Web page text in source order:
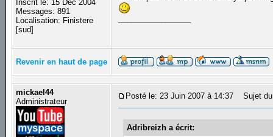
Inscrit le: 15 Déc 2004
Messages: 891
Localisation: Finistere
[sud]
Revenir en haut de page
mickael44
Administrateur
Posté le: 23 Juin 2007 à 14:37 Sujet
Adribreizh a écrit: